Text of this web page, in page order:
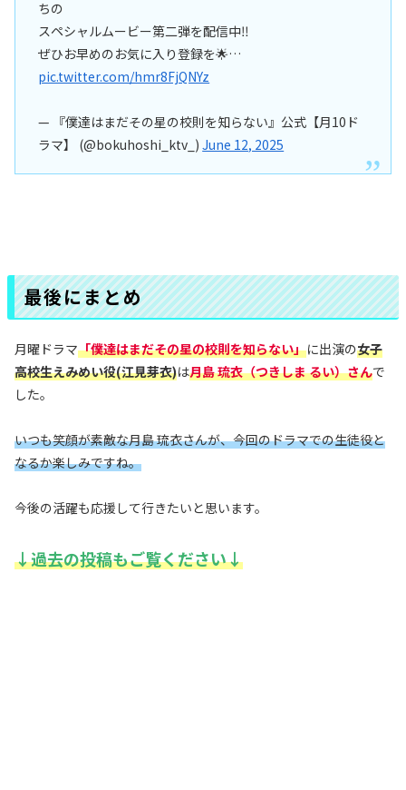
ちの
スペシャルムービー第二弾を配信中‼︎
ぜひお早めのお気に入り登録を🌟…
pic.twitter.com/hmr8FjQNYz
— 『僕達はまだその星の校則を知らない』公式【月10ド
ラマ】 (@bokuhoshi_ktv_)June 12, 2025
最後にまとめ
月曜ドラマ「僕達はまだその星の校則を知らない」に出演の女子
高校生えみめい役(江見芽衣)は月島 琉衣（つきしま るい）さんで
した。
いつも笑顔が素敵な月島 琉衣さんが、今回のドラマでの生徒役と
なるか楽しみですね。
今後の活躍も応援して行きたいと思います。
↓過去の投稿もご覧ください↓